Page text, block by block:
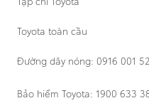
Toyota toàn cầu
Đường dây nóng: 0916 001
Bảo hiểm Toyota: 1900 633